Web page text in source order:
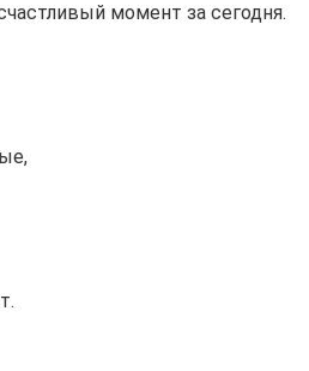
момент за сегодня.